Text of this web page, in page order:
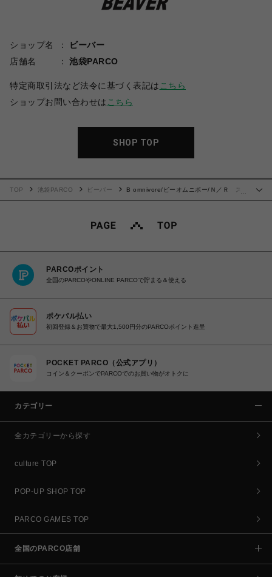
ショップ名
ビーバー
店舗名
池袋PARCO
特定商取引法など法令に基づく表記は こちら
ショップお問い合わせは こちら
SHOP TOP
TOP 池袋PARCO ビーバー
B omnivore/ビーオムニボー/Ｎ／Ｒ ス
PARCOポイント
全国のPARCOやONLINE PARCOで貯まる＆使える
ポケパル払い
初回登録＆お買物で最大1,500円分のPARCOポイント進呈
POCKET PARCO（公式アプリ）
コイン＆クーポンでPARCOでのお買い物がオトクに
カテゴリー
全カテゴリーから探す
culture TOP
POP-UP SHOP TOP
PARCO GAMES TOP
全国のPARCO店舗